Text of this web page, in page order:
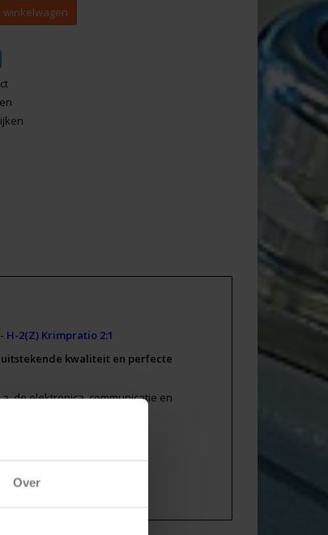
Over
H-2(Z) Krimpratio 2:1
kwaliteit en perfecte
de elektronica, communicatie en